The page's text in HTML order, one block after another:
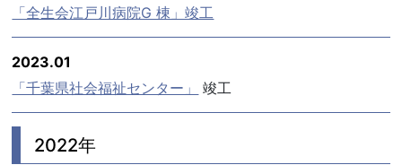
「全生会江戸川病院G 棟」竣工
2023.01
「千葉県社会福祉センター」
竣工
2022年